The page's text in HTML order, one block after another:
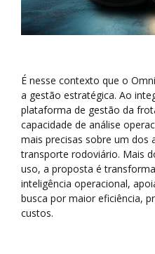
É nesse contexto que o
a gestão estratégica. Ao
plataforma de gestão da
capacidade de análise
mais precisas sobre um dos
transporte rodoviário. Mais
uso, a proposta é
inteligência operacional,
busca por maior eficiência,
custos.